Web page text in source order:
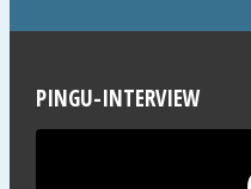
PINGU-INTERVIEW